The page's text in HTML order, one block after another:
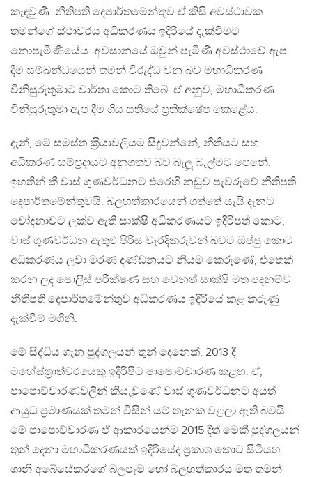
කැඳවුණි. නීතිපති දෙපාර්තමේන්තුව ඒ කිසි අවස්ථාවක
තමන්ගේ ස්ථාවරය අධිකරණය ඉදිරියේ දැක්වීමට
නොපැමිණියේය. අවසානයේ ඔවුන් පැමිණි අවස්ථාවේ ඇප
දීම සම්බන්ධයෙන් තමන් විරුද්ධ වන බව මහාධිකරණ
විනිසුරුතුමාට වාර්තා කොට තිබේ. ඒ අනුව, මහාධිකරණ
විනිසුරුතුමා ඇප දීම ගිය සතියේ ප‍්‍රතික්ෂේප කෙළේය.
දැන්, මේ සමස්ත ක‍්‍රියාවලියම සිදුවන්නේ, නීතියට සහ
අධිකරණ සම්ප‍්‍රදායට අනුගතව බව බැලූ බැල්මට පෙනේ.
ඉහතින් කී වාස් ගුණවර්ධනට එරෙහි නඩුව පැවරුවේ නීතිපති
දෙපාර්තමේන්තුවයි. බලහත්කාරයෙන් ගත්තේ යැයි දැනට
චෝදනාවට ලක්ව ඇති සාක්ෂි අධිකරණයට ඉදිරිපත් කොට,
වාස් ගුණවර්ධන ඇතුළු පිරිස වැරදිකරුවන් බවට ඔප්පු කොට
අධිකරණය ලවා මරණ දණ්ඩනයට නියම කෙරුණේ, එතෙක්
කරන ලද පොලිස් පරීක්ෂණ සහ වෙනත් සාක්ෂි මත පදනම්ව
නීතිපති දෙපාර්තමේන්තුව අධිකරණය ඉදිරියේ කළ කරුණු
දැක්වීම් මගිනි.
මේ සිද්ධිය ගැන පුද්ගලයන් තුන් දෙනෙක්, 2013 දී
මහේස්ත‍්‍රාත්වරයෙකු ඉදිරිපිට පාපොච්චාරණ කළහ. ඒ,
පාපොච්චාරණවලින් කියැවුණේ වාස් ගුණවර්ධනට අයත්
ආයුධ ප‍්‍රමාණයක් තමන් විසින් යම් තැනක වළලා ඇති බවයි.
මේ පාපොච්චාරණ ඒ ආකාරයෙන්ම 2015 දීත් මෙකී පුද්ගලයන්
තුන් දෙනා මහාධිකරණයක් ඉදිරියේද ප‍්‍රකාශ කොට සිටියහ.
ශානි අබේසේකරගේ බලපෑම හෝ බලහත්කාරය මත තමන්